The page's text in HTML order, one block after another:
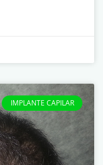
IMPLANTE CAPILAR